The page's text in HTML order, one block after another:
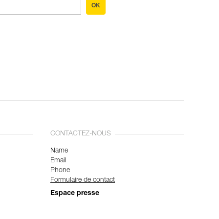
OK
CONTACTEZ-NOUS
Name
Email
Phone
Formulaire de contact
Espace presse